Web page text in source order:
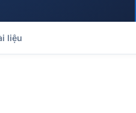
liệu